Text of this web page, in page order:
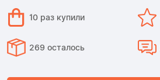
10 раз купили
269 осталось